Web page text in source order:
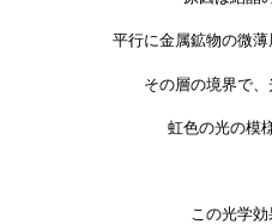
平行に金属鉱物の微薄
その層の境界で
虹色の光の模
この光学